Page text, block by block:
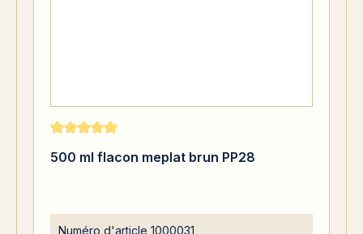
Note moyenne de 5 sur 5 étoiles
500 ml flacon meplat brun PP28
Numéro d'article 1000031